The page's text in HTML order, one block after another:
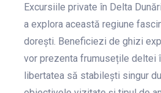
Excursiile private în Delta
a explora această regiune
dorești. Beneficiezi de ghizi
vor prezenta frumusețile deltei
libertatea să stabilești singur